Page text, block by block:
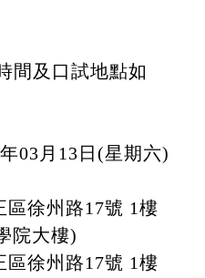
間及口試地點如
03月13日(星期六)
區徐州路17號 1樓
院大樓)
區徐州路17號 1樓